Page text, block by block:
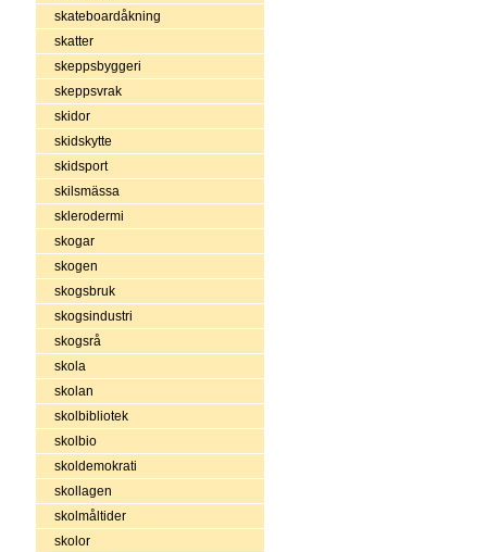
skateboardåkning
skatter
skeppsbyggeri
skeppsvrak
skidor
skidskytte
skidsport
skilsmässa
sklerodermi
skogar
skogen
skogsbruk
skogsindustri
skogsrå
skola
skolan
skolbibliotek
skolbio
skoldemokrati
skollagen
skolmåltider
skolor